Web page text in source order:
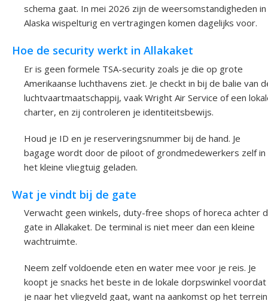
schema gaat. In mei 2026 zijn de weersomstandigheden in
Alaska wispelturig en vertragingen komen dagelijks voor.
Hoe de security werkt in Allakaket
Er is geen formele TSA-security zoals je die op grote
Amerikaanse luchthavens ziet. Je checkt in bij de balie van
luchtvaartmaatschappij, vaak Wright Air Service of een
charter, en zij controleren je identiteitsbewijs.
Houd je ID en je reserveringsnummer bij de hand. Je
bagage wordt door de piloot of grondmedewerkers zelf in
het kleine vliegtuig geladen.
Wat je vindt bij de gate
Verwacht geen winkels, duty-free shops of horeca achter
gate in Allakaket. De terminal is niet meer dan een kleine
wachtruimte.
Neem zelf voldoende eten en water mee voor je reis. Je
koopt je snacks het beste in de lokale dorpswinkel voordat
je naar het vliegveld gaat, want na aankomst op het terrein